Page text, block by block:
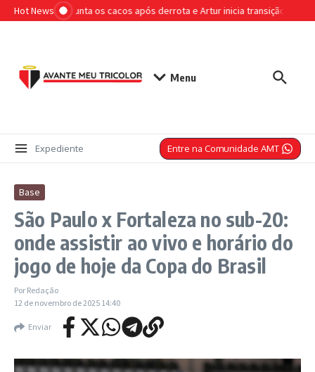
Ir para o conteúdo
Hot News
São Paulo junta os cacos após derrota e Artur inicia transição de
Menu
Expediente Entre na Comunidade AMT
Base
São Paulo x Fortaleza no sub-20:
onde assistir ao vivo e horário do
jogo de hoje da Copa do Brasil
Por Redação
12 de novembro de 2025 14:40
Enviar